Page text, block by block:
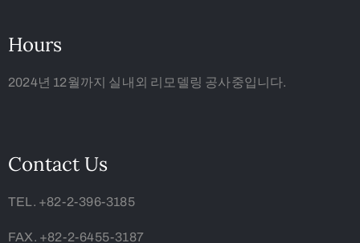
Hours
2024년 12월까지 실내외 리모델링 공사중입니다.
Contact Us
TEL. +82-2-396-3185
FAX. +82-2-6455-3187